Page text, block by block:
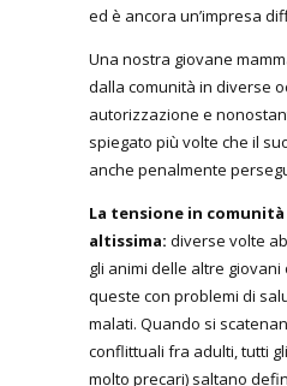
ed è ancora un’impresa
Una nostra giovane
dalla comunità in diverse
autorizzazione e
spiegato più volte che il
anche penalmente
La tensione in
altissima: diverse volte
gli animi delle altre giovani
queste con problemi di
malati. Quando si
conflittuali fra adulti, tutti
molto precari) saltano